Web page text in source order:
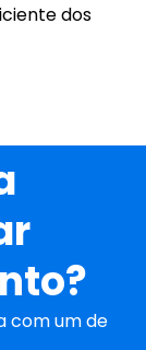
dos
com um de